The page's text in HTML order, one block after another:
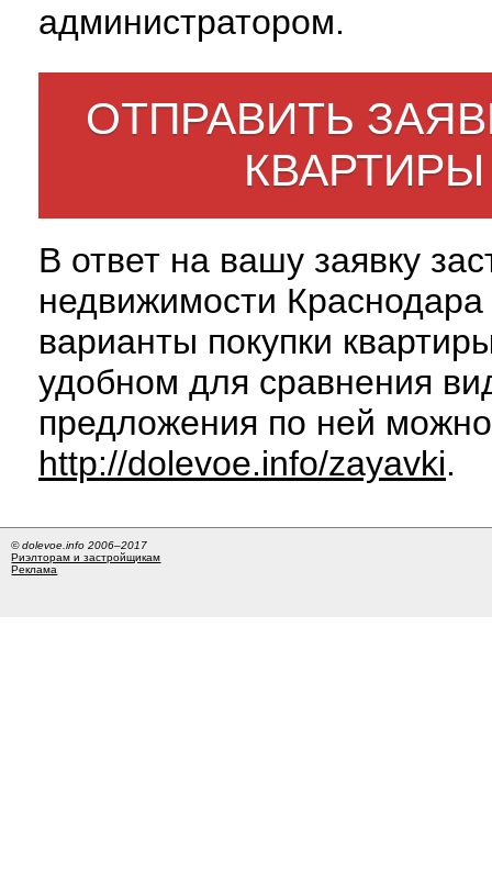
администратором.
ОТПРАВИТЬ
В ответ на вашу заявку
недвижимости
варианты покупки
удобном для сравнения
предложения по ней
http://dolevoe.info/zayavki.
© dolevoe.info 2006–2017
Риэлторам и застройщикам
Реклама